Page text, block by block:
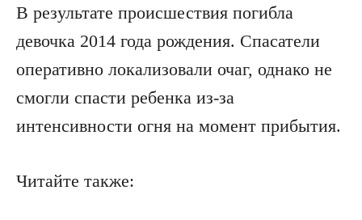
В результате происшествия погибла
девочка 2014 года рождения. Спасатели
оперативно локализовали очаг, однако не
смогли спасти ребенка из-за
интенсивности огня на момент прибытия.
Читайте также: